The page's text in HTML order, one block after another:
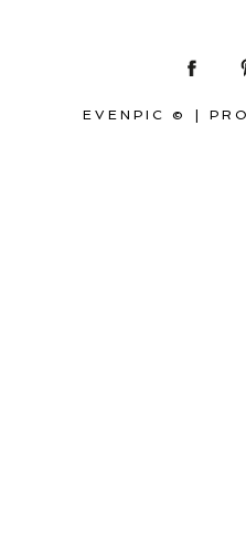
EVENPIC ©